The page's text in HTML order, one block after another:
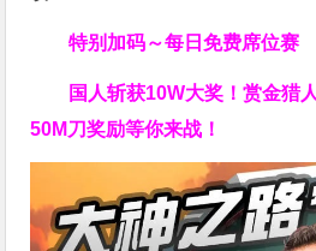
特别加码～每日免费席位赛
国人斩获10W大奖！赏金猎
50M刀奖励等你来战！